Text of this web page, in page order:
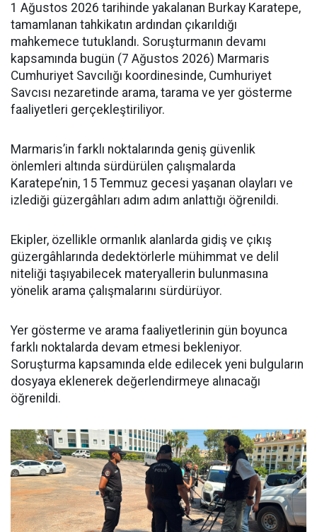
1 Ağustos 2026 tarihinde yakalanan Burkay Karatepe,
tamamlanan tahkikatın ardından çıkarıldığı
mahkemece tutuklandı. Soruşturmanın devamı
kapsamında bugün (7 Ağustos 2026) Marmaris
Cumhuriyet Savcılığı koordinesinde, Cumhuriyet
Savcısı nezaretinde arama, tarama ve yer gösterme
faaliyetleri gerçekleştiriliyor.
Marmaris’in farklı noktalarında geniş güvenlik
önlemleri altında sürdürülen çalışmalarda
Karatepe’nin, 15 Temmuz gecesi yaşanan olayları ve
izlediği güzergâhları adım adım anlattığı öğrenildi.
Ekipler, özellikle ormanlık alanlarda gidiş ve çıkış
güzergâhlarında dedektörlerle mühimmat ve delil
niteliği taşıyabilecek materyallerin bulunmasına
yönelik arama çalışmalarını sürdürüyor.
Yer gösterme ve arama faaliyetlerinin gün boyunca
farklı noktalarda devam etmesi bekleniyor.
Soruşturma kapsamında elde edilecek yeni bulguların
dosyaya eklenerek değerlendirmeye alınacağı
öğrenildi.